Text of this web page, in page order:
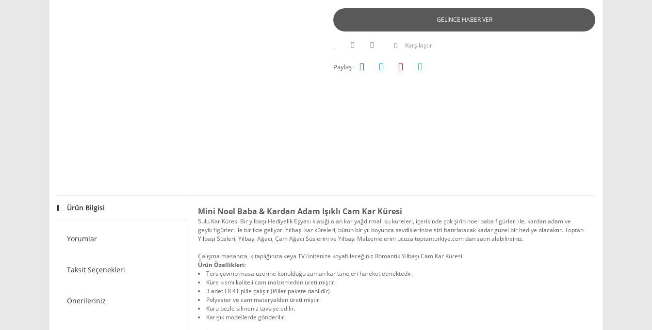
GELİNCE HABER VER
Karşılaştır
Paylaş :
Ürün Bilgisi
Yorumlar
Taksit Seçenekleri
Önerileriniz
Mini Noel Baba & Kardan Adam Işıklı Cam Kar Küresi
Sulu Kar Küresi Bir yılbaşı Hediyelik Eşyası klasiği olan kar yağdırmalı su küreleri, içerisinde çok şirin noel baba figürleri ile, kardan adam ve
geyik figürleri ile birlikte geliyor. Yılbaşı kar küreleri, bütün bir yıl boyunca sevdiklerinize sizi hatırlatacak kadar güzel bir hediye olacaktır. Toptan
Yılbaşı Süsleri, Yılbaşı Ağacı, Çam Ağacı Süslerini ve Yılbaşı Malzemelerini ucuza toptanturkiye.com dan satın alabilirsiniz.
Çalışma masanıza, kitaplığınıza veya TV ünitenize koyabileceğiniz Romantik Yılbaşı Cam Kar Küresi
Ürün Özellikleri:
Ters çevirip masa üzerine konulduğu zaman kar taneleri hareket etmektedir.
Küre kısmı kaliteli cam malzemeden üretilmiştir.
3 adet LR 41 pille çalışır (Piller pakete dahildir)
Polyester ve cam materyalden üretilmiştir.
Kuru bezle silmeniz tavsiye edilir.
Karışık modellerde gönderilir.